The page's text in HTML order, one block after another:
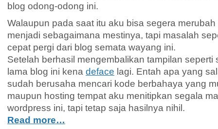
blog odong-odong ini.
Walaupun pada saat itu aku bisa segera
menjadi sebagaimana mestinya, tapi masalah
cepat pergi dari blog semata wayang ini.
Setelah berhasil mengembalikan tampilan seperti
lama blog ini kena deface lagi. Entah apa yang
sudah berusaha mencari kode berbahaya yang
maupun hosting tempat aku menitipkan segala
wordpress ini, tapi tetap saja hasilnya nihil.
Read more…